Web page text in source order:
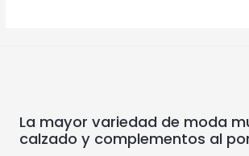
La mayor variedad de moda
calzado y complementos al